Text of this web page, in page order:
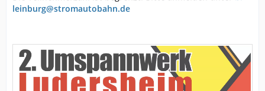
leinburg@stromautobahn.de